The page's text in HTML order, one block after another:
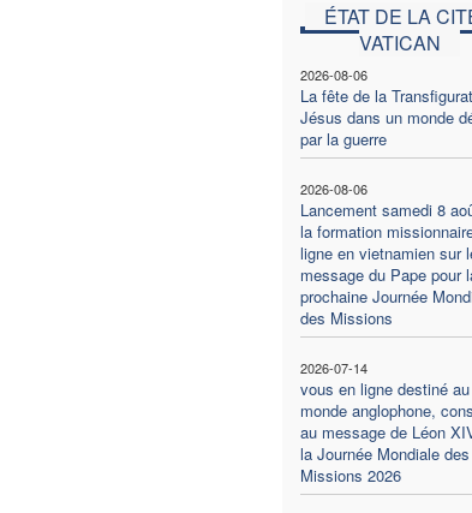
ÉTAT DE LA
VATICAN
2026-08-06
La fête de la
Jésus dans un monde
par la guerre
2026-08-06
Lancement samedi 8
la formation
ligne en vietnamien sur
message du Pape pour
prochaine Journée
des Missions
2026-07-14
vous en ligne destiné au
monde anglophone,
au message de Léon
la Journée Mondiale des
Missions 2026